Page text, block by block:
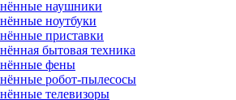
наушники
ноутбуки
приставки
бытовая техника
фены
робот-пылесосы
телевизоры